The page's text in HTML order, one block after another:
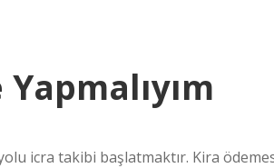
yolu icra takibi başlatmaktır. Kira